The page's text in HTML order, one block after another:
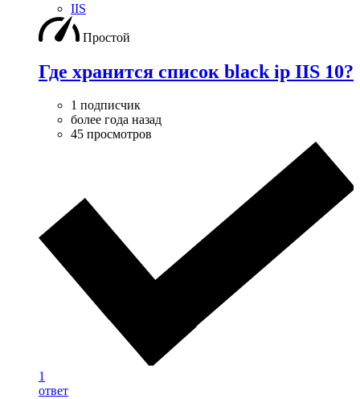
IIS
Простой
Где хранится список black ip IIS 10?
1 подписчик
более года назад
45 просмотров
1
ответ